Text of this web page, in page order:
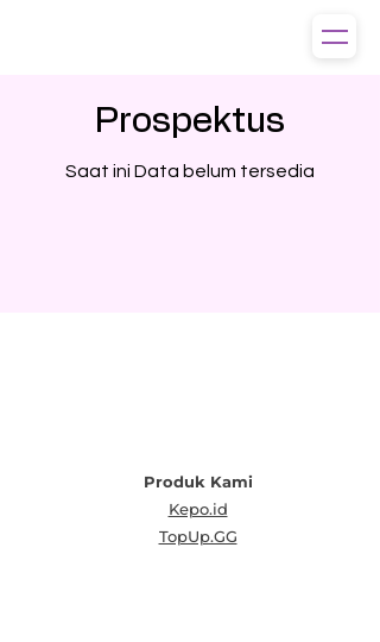
Prospektus
Saat ini Data belum tersedia
Produk Kami
Kepo.id
TopUp.GG